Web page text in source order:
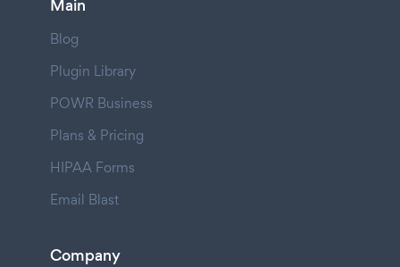
Main
Blog
Plugin Library
POWR Business
Plans & Pricing
HIPAA Forms
Email Blast
Company